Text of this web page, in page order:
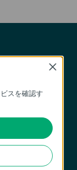
スを確認す
Close